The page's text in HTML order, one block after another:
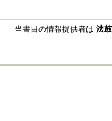
当書目の情報提供者は 法